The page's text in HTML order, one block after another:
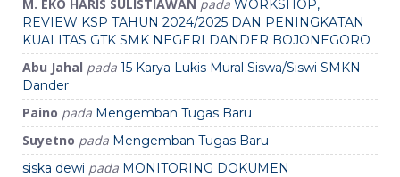
M. EKO HARIS SULISTIAWAN pada WORKSHOP,
REVIEW KSP TAHUN 2024/2025 DAN PENINGKATAN
KUALITAS GTK SMK NEGERI DANDER BOJONEGORO
Abu Jahal pada 15 Karya Lukis Mural Siswa/Siswi SMKN
Dander
Paino pada Mengemban Tugas Baru
Suyetno pada Mengemban Tugas Baru
siska dewi pada MONITORING DOKUMEN